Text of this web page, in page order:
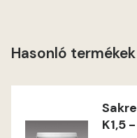
Hasonló termékek
K1,5